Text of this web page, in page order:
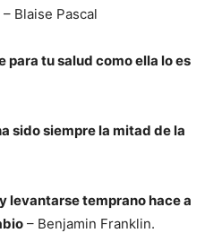
– Blaise Pascal
para tu salud como ella lo es
sido siempre la mitad de la
levantarse temprano hace a
– Benjamin Franklin.